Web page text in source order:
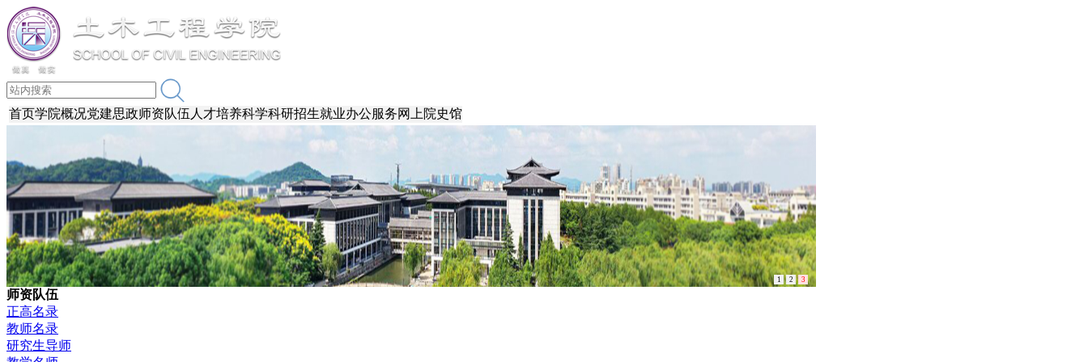
首页学院概况党建思政师资队伍 人才培养科学科研招生就业办公服务网上院史馆
1 2 3
师资队伍
正高名录
教师名录
研究生导师